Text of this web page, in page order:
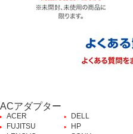
ACアダプター
ACER
DELL
FUJITSU
HP